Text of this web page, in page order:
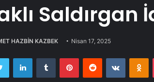
Saldırgan
HAZBİN KAZBEK Nisan 17, 2025
Twitter LinkedInTumblr PinterestReddit